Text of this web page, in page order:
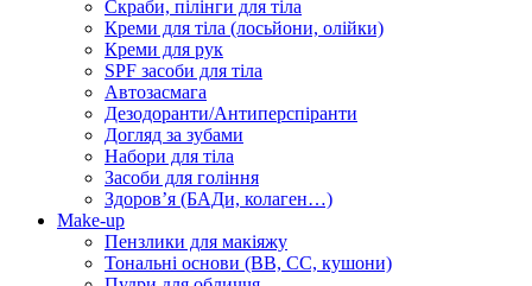
Скраби, пілінги для тіла
Креми для тіла (лосьйони, олійки)
Креми для рук
SPF засоби для тіла
Автозасмага
Дезодоранти/Антиперспіранти
Догляд за зубами
Набори для тіла
Засоби для гоління
Здоровʼя (БАДи, колаген…)
Make-up
Пензлики для макіяжу
Тональні основи (BB, CC, кушони)